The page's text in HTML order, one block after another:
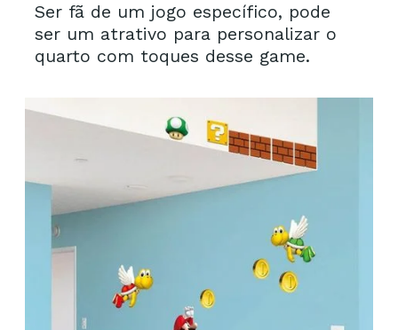
Ser fã de um jogo específico, pode
ser um atrativo para personalizar o
quarto com toques desse game.